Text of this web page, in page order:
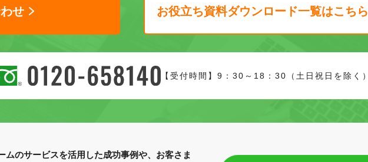
せ お役立ち資料ダウンロード一覧はこちら
【受付時間】9：30～18：30（土日祝日を除く）
ムのサービスを活用した成功事例や、お客さま